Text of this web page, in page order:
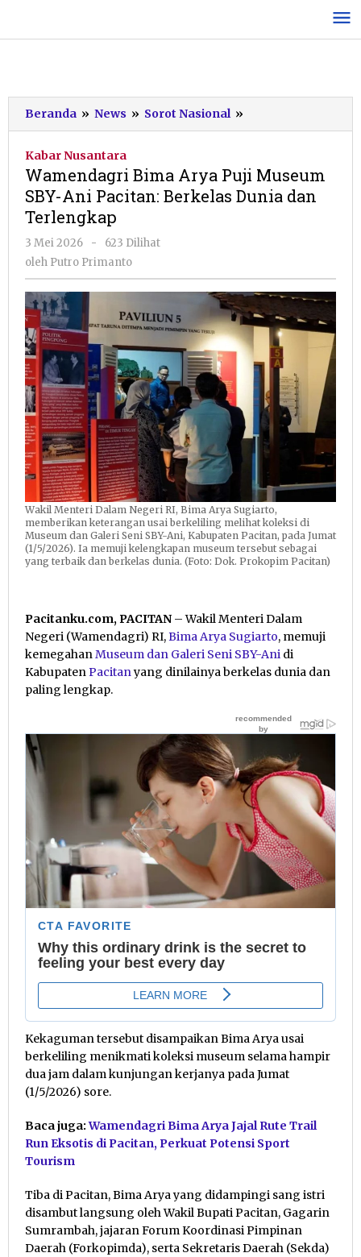
konten
Beranda » News » Sorot Nasional »
Bima
Museum
SBY-
dan
Terlengkap
Kabar Nusantara
Wamendagri Bima Arya Puji Museum
SBY-Ani Pacitan: Berkelas Dunia dan
Terlengkap
3 Mei 2026
oleh
Putro
-
623 Dilihat
oleh Putro Primanto
Wakil Menteri Dalam Negeri RI, Bima Arya Sugiarto,
memberikan keterangan usai berkeliling melihat koleksi di
Museum dan Galeri Seni SBY-Ani, Kabupaten Pacitan, pada Jumat
(1/5/2026). Ia memuji kelengkapan museum tersebut sebagai
yang terbaik dan berkelas dunia. (Foto: Dok. Prokopim Pacitan)
Pacitanku.com, PACITAN – Wakil Menteri Dalam
Negeri (Wamendagri) RI,Bima Arya Sugiarto, memuji
kemegahanMuseum dan Galeri Seni SBY-Ani di
KabupatenPacitanyang dinilainya berkelas dunia dan
paling lengkap.
Kekaguman tersebut disampaikan Bima Arya usai
berkeliling menikmati koleksi museum selama hampir
dua jam dalam kunjungan kerjanya pada Jumat
(1/5/2026) sore.
Baca juga:Wamendagri Bima Arya Jajal Rute Trail
Run Eksotis di Pacitan, Perkuat Potensi Sport
Tourism
Tiba di Pacitan, Bima Arya yang didampingi sang istri
disambut langsung oleh Wakil Bupati Pacitan, Gagarin
Sumrambah, jajaran Forum Koordinasi Pimpinan
Daerah (Forkopimda), serta Sekretaris Daerah (Sekda)